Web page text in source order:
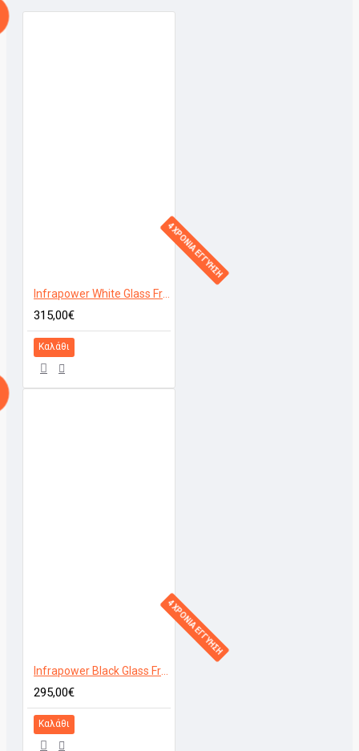
4 ΧΡΟΝΙΑ ΕΓΓΥΗΣΗ
Infrapower White Glass Frameless 600W
315,00€
Καλάθι
4 ΧΡΟΝΙΑ ΕΓΓΥΗΣΗ
Infrapower Black Glass Frameless 600W
295,00€
Καλάθι